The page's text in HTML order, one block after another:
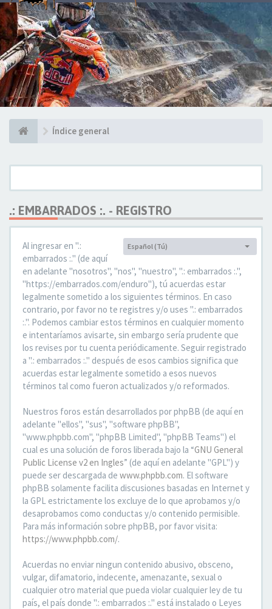
Índice general
.: EMBARRADOS :. - REGISTRO
Idioma:
Español (Tú)
Al ingresar en ".:
embarrados :." (de aquí
en adelante "nosotros", "nos", "nuestro", ".: embarrados :.",
"https://embarrados.com/enduro"), tú acuerdas estar
legalmente sometido a los siguientes términos. En caso
contrario, por favor no te registres y/o uses ".: embarrados
:.". Podemos cambiar estos términos en cualquier momento
e intentaríamos avisarte, sin embargo sería prudente que
los revises por tu cuenta periódicamente. Seguir registrado
a ".: embarrados :." después de esos cambios significa que
acuerdas estar legalmente sometido a esos nuevos
términos tal como fueron actualizados y/o reformados.
Nuestros foros están desarrollados por phpBB (de aquí en
adelante "ellos", "sus", "software phpBB",
"www.phpbb.com", "phpBB Limited", "phpBB Teams") el
cual es una solución de foros liberada bajo la “GNU General
Public License v2 en Ingles” (de aquí en adelante "GPL") y
puede ser descargada de www.phpbb.com. El software
phpBB solamente facilita discusiones basadas en Internet y
la GPL estrictamente los excluye de lo que aprobamos y/o
desaprobamos como conductas y/o contenido permisible.
Para más información sobre phpBB, por favor visita:
https://www.phpbb.com/.
Acuerdas no enviar ningun contenido abusivo, obsceno,
vulgar, difamatorio, indecente, amenazante, sexual o
cualquier otro material que pueda violar cualquier ley de tu
país, el país donde ".: embarrados :." está instalado o Leyes